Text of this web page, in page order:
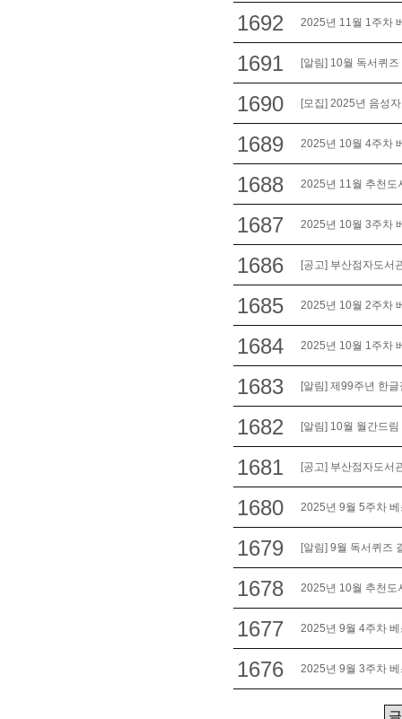
1692 2025년 11월 1주차
1691 [알림] 10월 독서퀴
1690 [모집] 2025년 음성
1689 2025년 10월 4주차
1688 2025년 11월 추천도
1687 2025년 10월 3주차
1686 [공고] 부산점자도서
1685 2025년 10월 2주차
1684 2025년 10월 1주차
1683 [알림] 제99주년 한
1682 [알림] 10월 월간드
1681 [공고] 부산점자도서
1680 2025년 9월 5주차
1679 [알림] 9월 독서퀴즈
1678 2025년 10월 추천도
1677 2025년 9월 4주차
1676 2025년 9월 3주차